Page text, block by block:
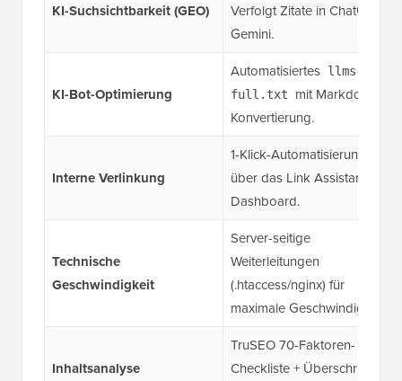
KI-Suchsichtbarkeit (GEO)
Verfolgt Zitate in ChatGPT &
Gemini.
KI-Bot-Optimierung
Automatisiertes llms-
full.txt
mit Markdown-
Konvertierung.
Interne Verlinkung
1-Klick-Automatisierung
über das Link Assistant
Dashboard.
Technische
Geschwindigkeit
Server-seitige
Weiterleitungen
(.htaccess/nginx) für
maximale Geschwindigkeit.
Inhaltsanalyse
TruSEO 70-Faktoren-
Checkliste + Überschriften-